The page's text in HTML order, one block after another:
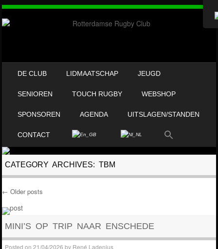
DE CLUB LIDMAATSCHAP JEUGD
SENIOREN TOUCH RUGBY WEBSHOP
SPONSOREN AGENDA UITSLAGEN/STANDEN
CONTACT
CATEGORY ARCHIVES:TBM
Post navigation
← Older posts
MINI’S OP TRIP NAAR ENSCHEDE
Posted on21/04/2026 by René Ladenius